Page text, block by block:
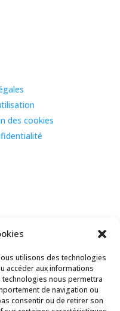
utilisons des technologies
accéder aux informations
nous permettra
de navigation ou
consentir ou de retirer son
des cookies
du Cailly 2024